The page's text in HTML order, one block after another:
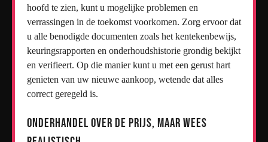
hoofd te zien, kunt u mogelijke problemen en
verrassingen in de toekomst voorkomen. Zorg ervoor dat
u alle benodigde documenten zoals het kentekenbewijs,
keuringsrapporten en onderhoudshistorie grondig bekijkt
en verifieert. Op die manier kunt u met een gerust hart
genieten van uw nieuwe aankoop, wetende dat alles
correct geregeld is.
Onderhandel over de prijs, maar wees